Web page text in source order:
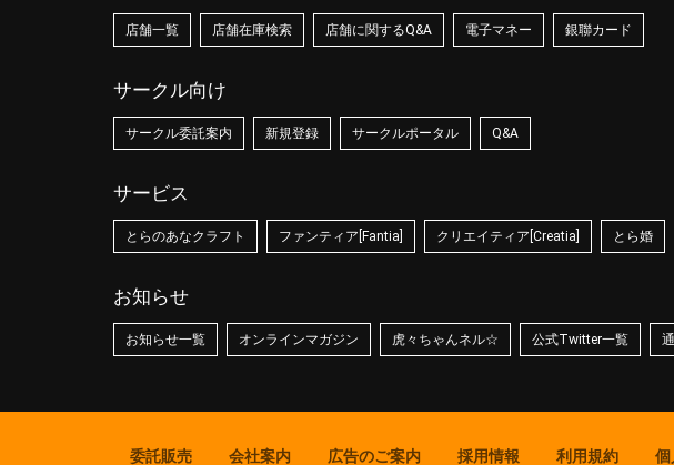
店舗一覧 店舗在庫検索 店舗に関するQ&A 電子マネー 銀聯カード
サークル向け
サークル委託案内 新規登録 サークルポータル Q&A
サービス
とらのあなクラフト ファンティア[Fantia] クリエイティア[Creatia] とら婚
お知らせ
お知らせ一覧 オンラインマガジン 虎々ちゃんネル☆ 公式Twitter一覧
委託販売 会社案内 広告のご案内 採用情報 利用規約 個